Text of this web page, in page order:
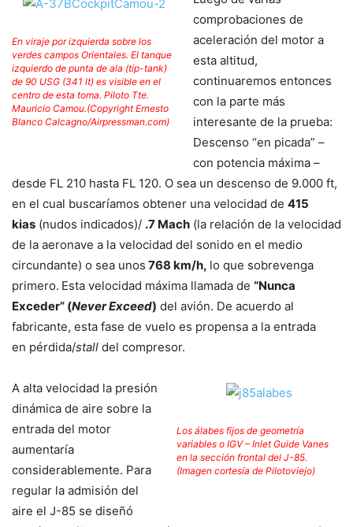
En viraje por izquierda sobre los
verdes campos Orientales. El tanque
izquierdo de punta de ala (tip-tank)
de 90 USG (341 lt) es visible en el
centro de esta toma. Piloto Tte.
Mauricio Camou.(Copyright Ernesto
Blanco Calcagno/Airpressman.com)
comprobaciones de
aceleración del motor a
esta altitud,
continuaremos entonces
con la parte más
interesante de la prueba:
Descenso “en picada” –
con potencia máxima –
desde FL 210 hasta FL 120. O sea un descenso de 9.000 ft,
en el cual buscaríamos obtener una velocidad de 415
kias (nudos indicados)/ .7 Mach (la relación de la velocidad
de la aeronave a la velocidad del sonido en el medio
circundante) o sea unos 768 km/h, lo que sobrevenga
primero. Esta velocidad máxima llamada de “Nunca
Exceder” (Never Exceed) del avión. De acuerdo al
fabricante, esta fase de vuelo es propensa a la entrada
en pérdida/stall del compresor.
Los álabes fijos de geometría
variables o IGV – Inlet Guide Vanes
en la sección frontal del J-85.
(Imagen cortesía de Pilotoviejo)
A alta velocidad la presión
dinámica de aire sobre la
entrada del motor
aumentaría
considerablemente. Para
regular la admisión del
aire el J-85 se diseñó